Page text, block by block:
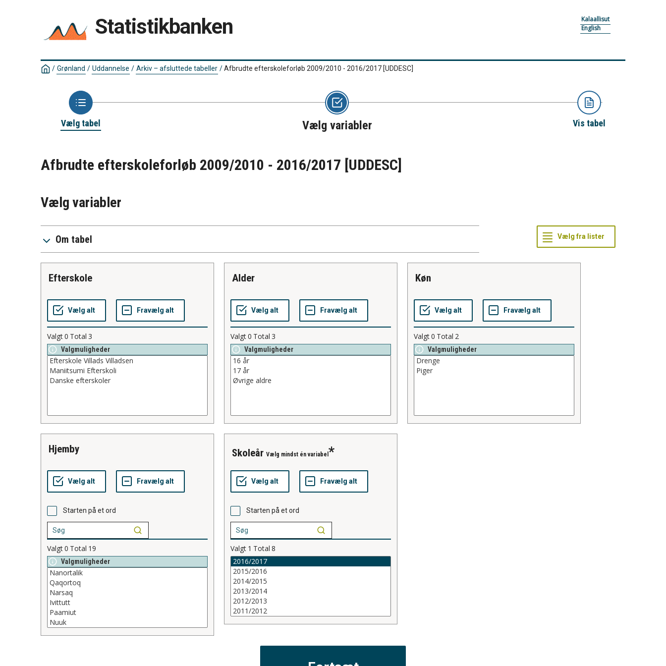
Statistikbanken
Kalaallisut
English
/ Grønland / Uddannelse / Arkiv – afsluttede tabeller /Afbrudte efterskoleforløb 2009/2010 - 2016/2017 [UDDESC]
Vælg tabel Vælg variabler Vis tabel
Afbrudte efterskoleforløb 2009/2010 - 2016/2017 [UDDESC]
Vælg variabler
Om tabel
efterskole
Valgt0 Total 3
Valgmuligheder
alder
Valgt0 Total 3
Valgmuligheder
køn
Valgt0 Total 2
Valgmuligheder
hjemby
Starten på et ord
Valgt0 Total 19
Valgmuligheder
skoleår Vælg mindst én variabel
Starten på et ord
Valgt 1 Total 8